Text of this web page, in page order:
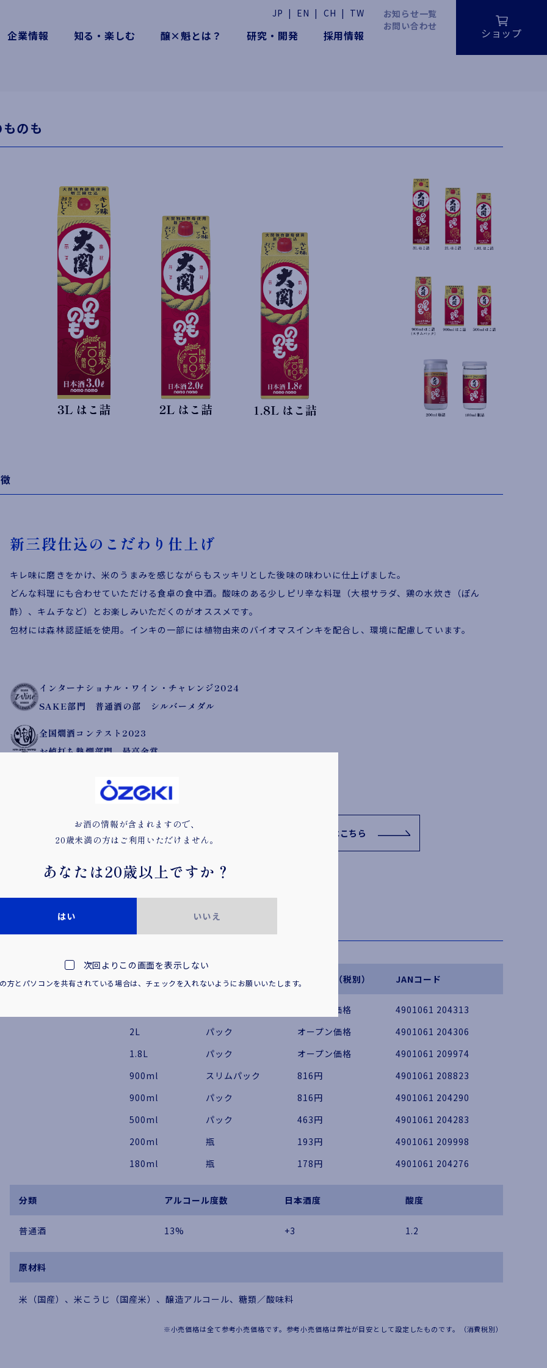
JP | EN | CH | TW
企業情報 知る・楽しむ 醸×魁とは？ 研究・開発 採用情報
お知らせ一覧
お問い合わせ
ショップ
のも
新三段仕込のこだわり仕上げ
キレ味に磨きをかけ、米のうまみを感じながらもスッキリとした後味の味わいに仕上げました。
どんな料理にも合わせていただける食卓の食中酒。酸味のある少しピリ辛な料理（大根サラダ、鶏の水炊き（ぽん
酢）、キムチなど）とお楽しみいただくのがオススメです。
包材には森林認証紙を使用。インキの一部には植物由来のバイオマスインキを配合し、環境に配慮しています。
インターナショナル・ワイン・チャレンジ2024
SAKE部門 普通酒の部 シルバーメダル
全国燗酒コンテスト2023
お値打ち熱燗部門 最高金賞
関連リンクはこちら
商品名 容量 容器 小売価格（税別） JANコード
オープン価格
4901061 204313
2L
パック オープン価格
4901061 204306
1.8L
パック オープン価格
4901061 209974
900ml
スリムパック 816円
4901061 208823
900ml
パック 816円
4901061 204290
500ml
パック 463円
4901061 204283
200ml
瓶 193円
4901061 209998
180ml
瓶 178円 4901061 204276
分類 アルコール度数 日本酒度 酸度
普通酒 13% +3 1.2
原材料
米（国産）、米こうじ（国産米）、醸造アルコール、糖類／酸味料
※小売価格は全て参考小売価格です。参考小売価格は弊社が目安として設定したものです。（消費税別）
お酒の情報が含まれますので、
20歳未満の方はご利用いただけません。
あなたは20歳以上ですか？
はい いいえ
次回よりこの画面を表示しない
方とパソコンを共有されている場合は、 チェックを入れないようにお願いいたします。